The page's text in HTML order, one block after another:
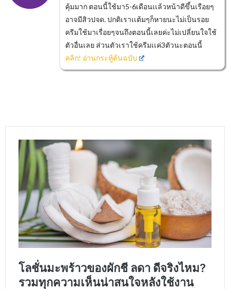
คุ้มมาก ตอนนี้ใช้มา5-6เดือนเเล้วหน้าดีขึ้นเรือยๆ
อาจมีสิวปจด. ปกติเราเเต้มๆก็หายนะไม่เป็นรอย
ครีมใช้มาเรื่อยๆจนถึงตอนนี้เลยค่ะไม่เปลี่ยนใจใช้
ตัวอื่นเลย ส่วนตัวเราใช้ครีมเเค่3ตัวนะตอนนี้
คลิก! อ่านกระทู้ต้นฉบับ